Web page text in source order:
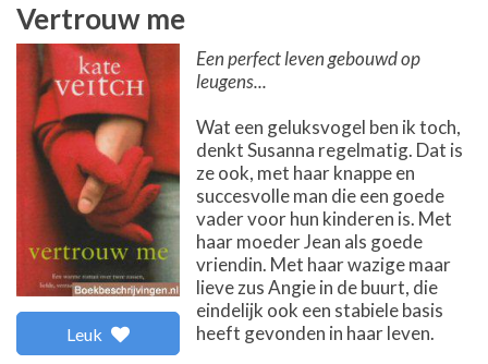
Vertrouw me
Leuk
Een perfect leven gebouwd op
leugens...
Wat een geluksvogel ben ik toch,
denkt Susanna regelmatig. Dat is
ze ook, met haar knappe en
succesvolle man die een goede
vader voor hun kinderen is. Met
haar moeder Jean als goede
vriendin. Met haar wazige maar
lieve zus Angie in de buurt, die
eindelijk ook een stabiele basis
heeft gevonden in haar leven.